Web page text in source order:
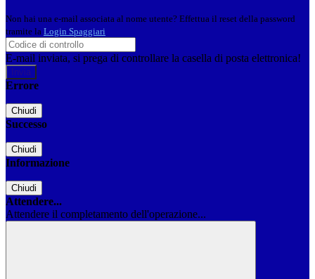
Non hai una e-mail associata al nome utente? Effettua il reset della password
tramite la Login Spaggiari
E-mail inviata, si prega di controllare la casella di posta elettronica!
Errore
Chiudi
Successo
Chiudi
Informazione
Chiudi
Attendere...
Attendere il completamento dell'operazione...